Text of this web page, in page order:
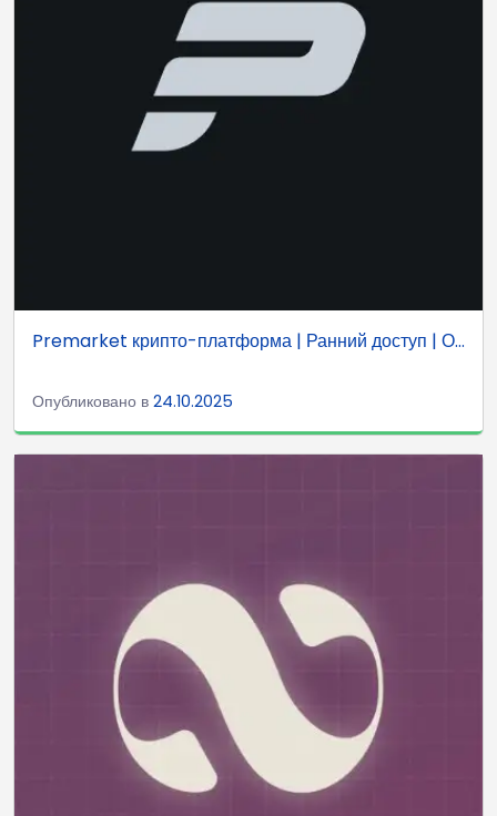
Premarket крипто-платформа | Ранний доступ | О...
Опубликовано в 24.10.2025